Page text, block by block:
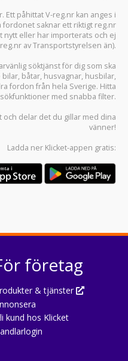
Ett påhittat V-reg.nr kan anges i
saknar ett riktigt reg.nr
eller har importerats och ej
av Transportstyrelsen än).
söktjänst för dig som ska
bilar, båtar, husvagnar, husbilar,
fordon från hela Sverige. Hitta
med snabba filter.
och delar det du gillar med dina
vänner!
Ladda ner Klicket-appen gratis:
företag
& tjänster
kund hos Klicket